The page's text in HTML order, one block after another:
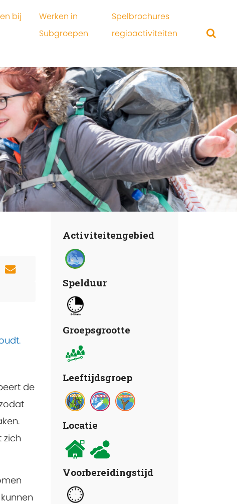
bij
Werken in
Subgroepen
Spelbrochures
regioactiviteiten
de
zich
Activiteitengebied
Spelduur
Groepsgrootte
Leeftijdsgroep
Locatie
Voorbereidingstijd